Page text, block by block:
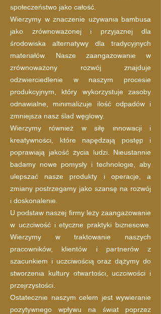
społeczeństwo jako całość.
Wierzymy w znaczenie używania bambusa
jako zrównoważonej i przyjaznej dla
środowiska alternatywy dla tradycyjnych
materiałów. Nasze zaangażowanie w
zrównoważony rozwój znajduje
odzwierciedlenie w naszym procesie
produkcyjnym, który wykorzystuje zasoby
odnawialne, minimalizuje ilość odpadów i
zmniejsza nasz ślad węglowy.
Wierzymy również w siłę innowacji i
kreatywności, które napędzają postęp i
poprawiają jakość życia ludzi. Nieustannie
badamy nowe pomysły i technologie, aby
ulepszać nasze produkty i operacje, a
zmiany postrzegamy jako szansę na rozwój
i doskonalenie.
U podstaw naszej firmy leży zaangażowanie
w uczciwość i etyczne praktyki biznesowe.
Wierzymy w traktowanie naszych
pracowników, klientów i partnerów z
szacunkiem i uczciwością oraz dążymy do
stworzenia kultury otwartości, uczciwości i
przejrzystości.
Ostatecznie naszym celem jest wywieranie
pozytywnego wpływu na świat poprzez